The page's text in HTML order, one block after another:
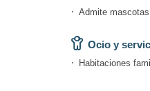
Admite
Ocio y
Habitaciones